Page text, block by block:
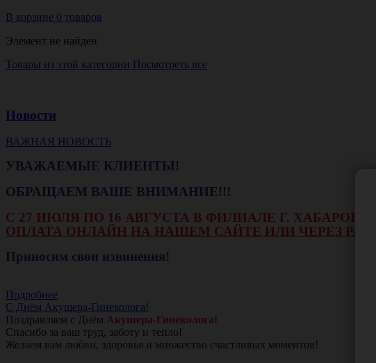
В корзине 0 товаров
Элемент не найден
Товары из этой категории Посмотреть все
Новости
ВАЖНАЯ НОВОСТЬ
УВАЖАЕМЫЕ КЛИЕНТЫ!
ОБРАЩАЕМ ВАШЕ ВНИМАНИЕ!!!
С 27 ИЮЛЯ ПО 16 АВГУСТА В ФИЛИАЛЕ Г.
ОПЛАТА ОНЛАЙН НА НАШЕМ САЙТЕ ИЛИ ЧЕРЕЗ
Приносим свои извинения!
Подробнее
С Днём Акушера-Гинеколога!
Поздравляем с Днём Акушера-Гинеколога!
Спасибо за ваш труд, заботу и тепло!
Желаем вам любви, здоровья и множество счастливых моментов!